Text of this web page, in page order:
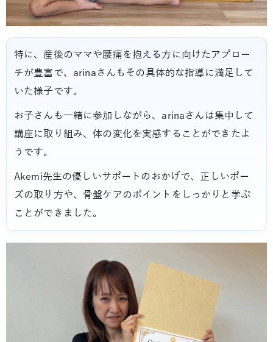
特に、産後のママや腰痛を抱える方に向けたアプロー
チが豊富で、arinaさんもその具体的な指導に満足して
いた様子です。
お子さんも一緒に参加しながら、arinaさんは集中して
講座に取り組み、体の変化を実感することができたよ
うです。
Akemi先生の優しいサポートのおかげで、正しいポー
ズの取り方や、骨盤ケアのポイントをしっかりと学ぶ
ことができました。